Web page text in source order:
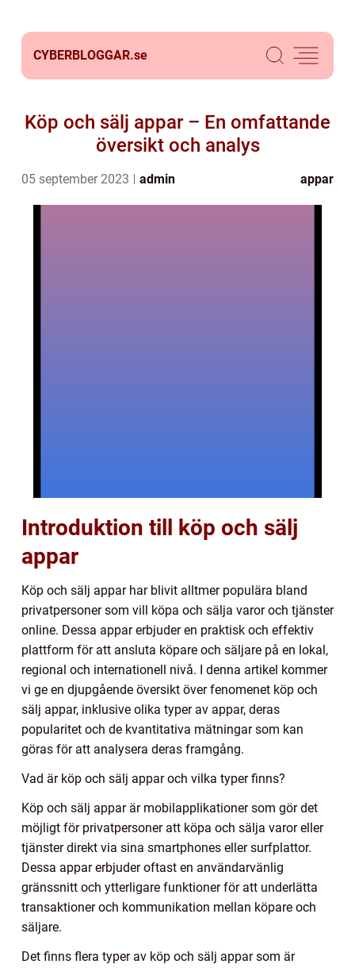
CYBERBLOGGAR.se
Köp och sälj appar – En omfattande
översikt och analys
05 september 2023 admin appar
Introduktion till köp och sälj
appar
Köp och sälj appar har blivit alltmer populära bland
privatpersoner som vill köpa och sälja varor och tjänster
online. Dessa appar erbjuder en praktisk och effektiv
plattform för att ansluta köpare och säljare på en lokal,
regional och internationell nivå. I denna artikel kommer
vi ge en djupgående översikt över fenomenet köp och
sälj appar, inklusive olika typer av appar, deras
popularitet och de kvantitativa mätningar som kan
göras för att analysera deras framgång.
Vad är köp och sälj appar och vilka typer finns?
Köp och sälj appar är mobilapplikationer som gör det
möjligt för privatpersoner att köpa och sälja varor eller
tjänster direkt via sina smartphones eller surfplattor.
Dessa appar erbjuder oftast en användarvänlig
gränssnitt och ytterligare funktioner för att underlätta
transaktioner och kommunikation mellan köpare och
säljare.
Det finns flera typer av köp och sälj appar som är